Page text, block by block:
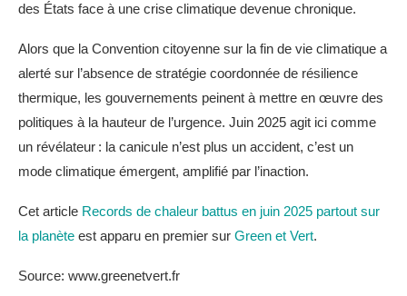
des États face à une crise climatique devenue chronique.
Alors que la Convention citoyenne sur la fin de vie climatique a
alerté sur l’absence de stratégie coordonnée de résilience
thermique, les gouvernements peinent à mettre en œuvre des
politiques à la hauteur de l’urgence. Juin 2025 agit ici comme
un révélateur : la canicule n’est plus un accident, c’est un
mode climatique émergent, amplifié par l’inaction.
Cet article Records de chaleur battus en juin 2025 partout sur
la planète est apparu en premier sur Green et Vert.
Source: www.greenetvert.fr